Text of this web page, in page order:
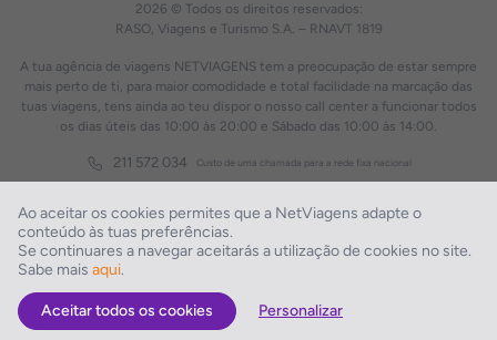
Ao aceitar os cookies permites que a NetViagens adapte o
conteúdo às tuas preferências.
Se continuares a navegar aceitarás a utilização de cookies no site.
Sabe mais aqui.
Aceitar todos os cookies Personalizar
2026 © Todos os direitos reservados:
RASO, Viagens e Turismo S.A. – RNAVT 1819
A tua agência de viagens NETVIAGENS tem a preocupação de estar sempre
mais perto de ti, para maior comodidade e total facilidade na marcação das
tuas viagens, tens ainda ao teu dispor o nosso call center a funcionar todos
os dias úteis das 10:00 às 20:00 e Sábado das 10:00 às 14:00.
211 572 034 Custo de uma chamada para a rede fixa nacional